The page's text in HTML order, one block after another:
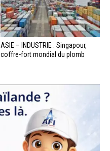
ASIE – INDUSTRIE : Singapour,
coffre-fort mondial du plomb